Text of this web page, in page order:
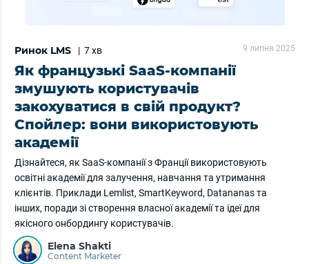
Ринок LMS | 7 хв 9 липня 2025
Як французькі SaaS-компанії
змушують користувачів
закохуватися в свій продукт?
Спойлер: вони використовують
академії
Дізнайтеся, як SaaS-компанії з Франції використовують
освітні академії для залучення, навчання та утримання
клієнтів. Приклади Lemlist, SmartKeyword, Datananas та
інших, поради зі створення власної академії та ідеї для
якісного онбордингу користувачів.
Elena Shakti
Content Marketer